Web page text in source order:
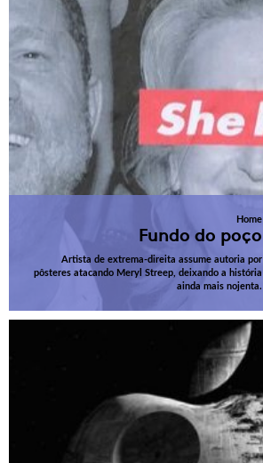
Home
Fundo do poço
Artista de extrema-direita assume autoria por
pôsteres atacando Meryl Streep, deixando a história
ainda mais nojenta.